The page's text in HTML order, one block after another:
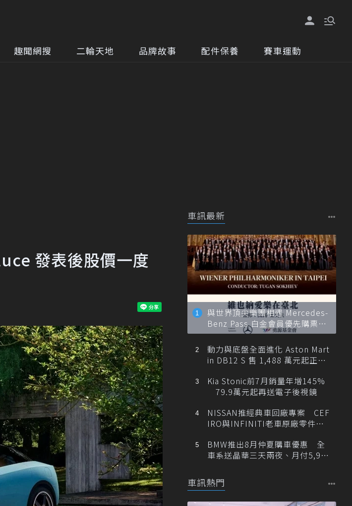
趣聞網搜 二輪天地 品牌故事 配件保養 賽車運動
發表後股價一度
車訊最新
與世界頂尖樂團相遇 Mercedes-
Benz Pass 白金會員優先購票維
也納愛樂
動力與底盤全面進化 Aston Mart
in DB12 S 售 1,488 萬元起正式
Kia Stonic前7月銷量年增145%
79.9萬元起再送電子後視鏡
NISSAN推經典車回廠專案 CEF
IRO與INFINITI老車原廠零件最
BMW推出8月仲夏購車優惠 全
車系送晶華三天兩夜、月付5,900
車訊熱門